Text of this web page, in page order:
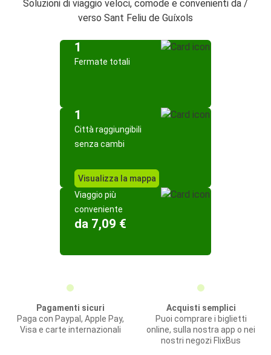
Soluzioni di viaggio veloci, comode e convenienti da /
verso Sant Feliu de Guíxols
1
Fermate totali
1
Città raggiungibili
senza cambi
Visualizza la mappa
Viaggio più
conveniente
da 7,09 €
Pagamenti sicuri
Paga con Paypal, Apple Pay,
Visa e carte internazionali
Acquisti semplici
Puoi comprare i biglietti
online, sulla nostra app o nei
nostri negozi FlixBus